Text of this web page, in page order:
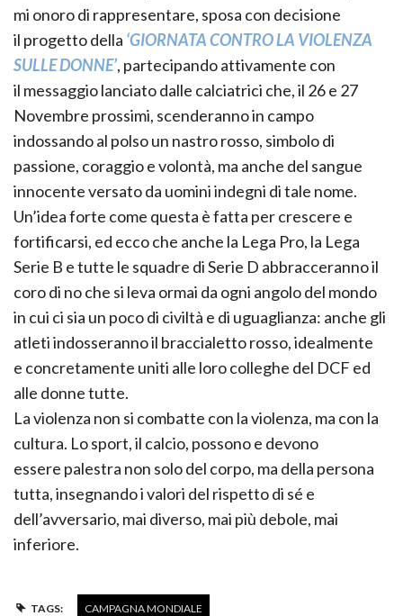
mi onoro di rappresentare, sposa con decisione
il progetto della ‘GIORNATA CONTRO LA VIOLENZA
SULLE DONNE’, partecipando attivamente con
il messaggio lanciato dalle calciatrici che, il 26 e 27
Novembre prossimi, scenderanno in campo
indossando al polso un nastro rosso, simbolo di
passione, coraggio e volontà, ma anche del sangue
innocente versato da uomini indegni di tale nome.
Un’idea forte come questa è fatta per crescere e
fortificarsi, ed ecco che anche la Lega Pro, la Lega
Serie B e tutte le squadre di Serie D abbracceranno il
coro di no che si leva ormai da ogni angolo del mondo
in cui ci sia un poco di civiltà e di uguaglianza: anche gli
atleti indosseranno il braccialetto rosso, idealmente
e concretamente uniti alle loro colleghe del DCF ed
alle donne tutte.
La violenza non si combatte con la violenza, ma con la
cultura. Lo sport, il calcio, possono e devono
essere palestra non solo del corpo, ma della persona
tutta, insegnando i valori del rispetto di sé e
dell’avversario, mai diverso, mai più debole, mai
inferiore.
TAGS: CAMPAGNA MONDIALE